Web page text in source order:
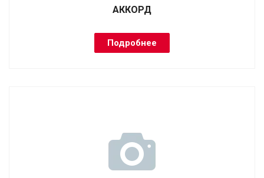
АККОРД
Подробнее